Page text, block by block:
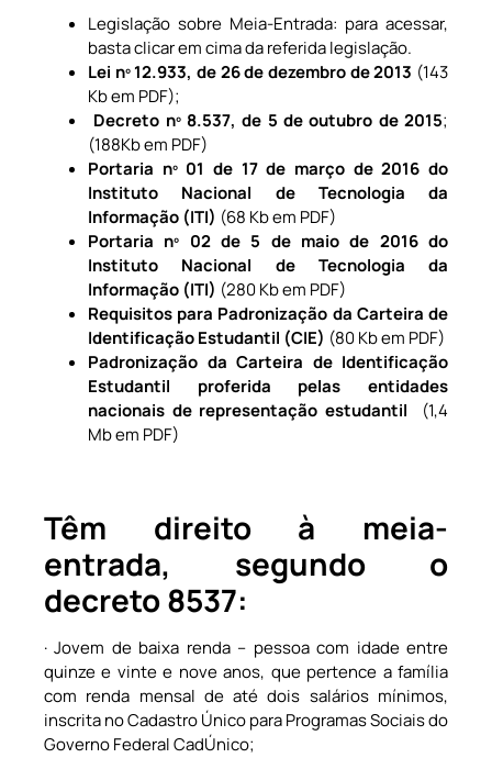
Legislação sobre Meia-Entrada: para acessar,
basta clicar em cima da referida legislação.
Lei nº 12.933, de 26 de dezembro de 2013 (143
Kb em PDF);
Decreto nº 8.537, de 5 de outubro de 2015;
(188Kb em PDF)
Portaria nº 01 de 17 de março de 2016 do
Instituto Nacional de Tecnologia da
Informação (ITI) (68 Kb em PDF)
Portaria nº 02 de 5 de maio de 2016 do
Instituto Nacional de Tecnologia da
Informação (ITI) (280 Kb em PDF)
Requisitos para Padronização da Carteira de
Identificação Estudantil (CIE) (80 Kb em PDF)
Padronização da Carteira de Identificação
Estudantil proferida pelas entidades
nacionais de representação estudantil (1,4
Mb em PDF)
Têm direito à meia-
entrada, segundo o
decreto 8537:
· Jovem de baixa renda – pessoa com idade entre
quinze e vinte e nove anos, que pertence a família
com renda mensal de até dois salários mínimos,
inscrita no Cadastro Único para Programas Sociais do
Governo Federal CadÚnico;